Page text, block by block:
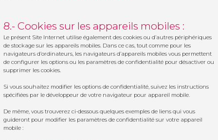
8.- Cookies sur les appareils mobiles :
Le présent Site Internet utilise également des cookies ou d’autres périphériques
de stockage sur les appareils mobiles. Dans ce cas, tout comme pour les
navigateurs d’ordinateurs, les navigateurs d’appareils mobiles vous permettent
de configurer les options ou les paramètres de confidentialité pour désactiver ou
supprimer les cookies.
Si vous souhaitez modifier les options de confidentialité, suivez les instructions
spécifiées par le développeur de votre navigateur pour appareil mobile.
De même, vous trouverez ci-dessous quelques exemples de liens qui vous
guideront pour modifier les paramètres de confidentialité sur votre appareil
mobile :